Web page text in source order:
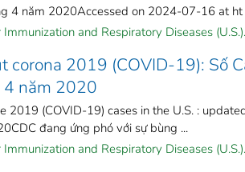
4 năm 2020Accessed on 2024-07-16 at ht
and Respiratory Diseases
corona 2019 (COVID-19): Số
năm 2020
2019 (COVID-19) cases in the U.S. :
đang ứng phó với sự bùng ...
and Respiratory Diseases